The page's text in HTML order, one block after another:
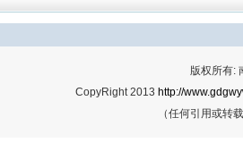
版权所有:
CopyRight 2013 http://
（任何引用或转